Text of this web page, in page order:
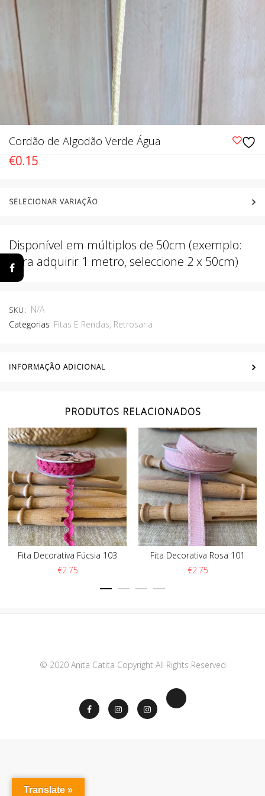
Cordão de Algodão Verde Água
€0.15
SELECIONAR VARIAÇÃO
Disponível em múltiplos de 50cm (exemplo:
para adquirir 1 metro, seleccione 2 x 50cm)
SKU: N/A
Categorias Fitas E Rendas, Retrosaria
INFORMAÇÃO ADICIONAL
PRODUTOS RELACIONADOS
Fita Decorativa Fúcsia 103
€2.75
Fita Decorativa Rosa 101
€2.75
© 2020 Anita Catita Copyright All Rights Reserved
Translate »